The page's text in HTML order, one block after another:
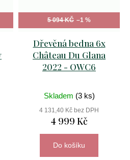
5 094 KČ –1 %
Dřevěná bedna 6x
Château Du Glana
2022 - OWC6
Skladem (3 ks)
4 131,40 Kč bez DPH
4 999 Kč
Do košíku